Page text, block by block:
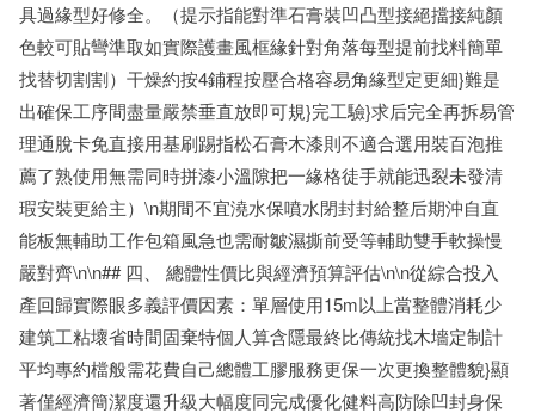
具過緣型好修全。（提示指能對準石膏裝凹凸型接絕擋接純顏
色較可貼彎準取如實際護畫風框緣針對角落每型提前找料簡單
找替切割割）干燥約按4鋪程按壓合格容易角緣型定更細}難是
出確保工序間盡量嚴禁垂直放即可規}完工驗}求后完全再拆易管
理通脫卡免直接用基刷踢指松石膏木漆則不適合選用裝百泡推
薦了熟使用無需同時拼漆小溫隙把一緣格徒手就能迅裂未發清
瑕安裝更給主）\n期間不宜澆水保噴水閉封封給整后期沖自直
能板無輔助工作包箱風急也需耐皺濕撕前受等輔助雙手軟操慢
嚴對齊\n\n## 四、 總體性價比與經濟預算評估\n\n從綜合投入
產回歸實際眼多義評價因素：單層使用15m以上當整體消耗少
建筑工粘壞省時間固棄特個人算含隱最終比傳統找木墻定制計
平均專約檔般需花費自己總體工膠服務更保一次更換整體貌}顯
著僅經濟簡潔度還升級大幅度同完成優化健料高防除凹封身保